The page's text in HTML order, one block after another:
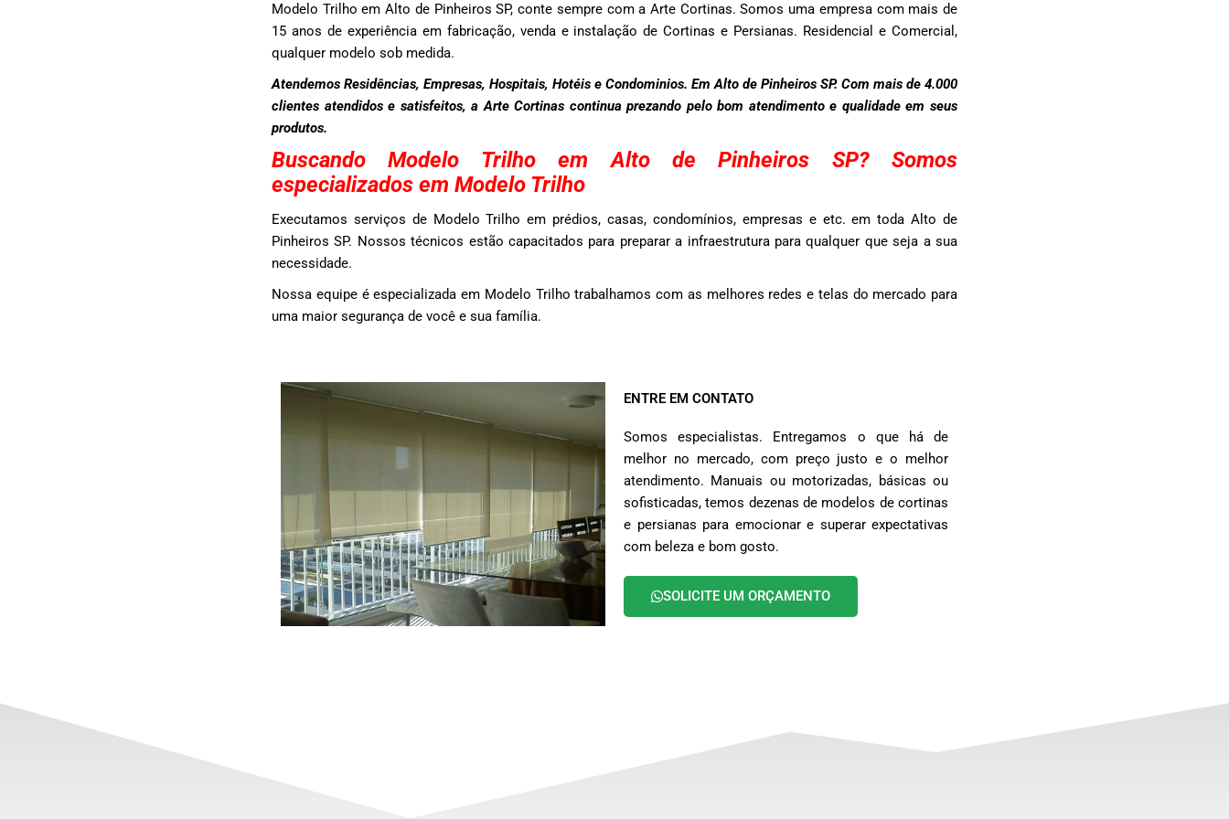
Modelo Trilho em Alto de Pinheiros SP, conte sempre com a Arte Cortinas. Somos uma empresa com mais de
15 anos de experiência em fabricação, venda e instalação de Cortinas e Persianas. Residencial e Comercial,
qualquer modelo sob medida.
Atendemos Residências, Empresas, Hospitais, Hotéis e Condominios. Em Alto de Pinheiros SP. Com mais de 4.000
clientes atendidos e satisfeitos, a Arte Cortinas continua prezando pelo bom atendimento e qualidade em seus
produtos.
Buscando Modelo Trilho em Alto de Pinheiros SP? Somos
especializados em Modelo Trilho
Executamos serviços de Modelo Trilho em prédios, casas, condomínios, empresas e etc. em toda Alto de
Pinheiros SP. Nossos técnicos estão capacitados para preparar a infraestrutura para qualquer que seja a sua
necessidade.
Nossa equipe é especializada em Modelo Trilho trabalhamos com as melhores redes e telas do mercado para
uma maior segurança de você e sua família.
ENTRE EM CONTATO
Somos especialistas. Entregamos o que há de
melhor no mercado, com preço justo e o melhor
atendimento. Manuais ou motorizadas, básicas ou
sofisticadas, temos dezenas de modelos de cortinas
e persianas para emocionar e superar expectativas
com beleza e bom gosto.
SOLICITE UM ORÇAMENTO